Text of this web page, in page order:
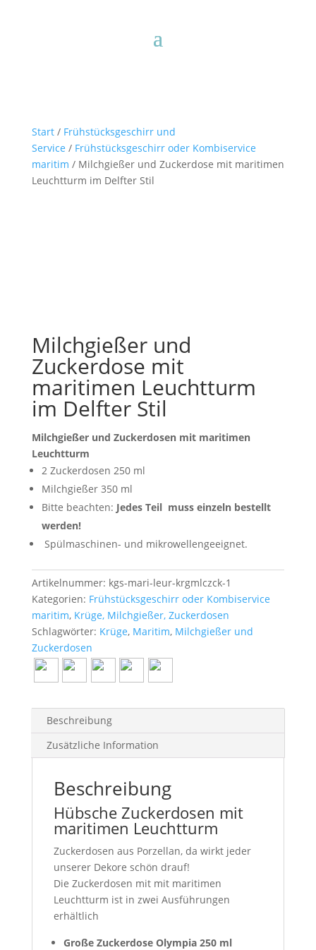
Start/ Frühstücksgeschirr und
Service / Frühstücksgeschirr oder Kombiservice
maritim / Milchgießer und Zuckerdose mit maritimen
Leuchtturm im Delfter Stil
Milchgießer und
Zuckerdose mit
maritimen Leuchtturm
im Delfter Stil
Milchgießer und Zuckerdosen mit maritimen
Leuchtturm
2 Zuckerdosen 250 ml
Milchgießer 350 ml
Bitte beachten: Jedes Teil muss einzeln bestellt
werden!
Spülmaschinen- und mikrowellengeeignet.
Artikelnummer: kgs-mari-leur-krgmlczck-1
Kategorien: Frühstücksgeschirr oder Kombiservice
maritim, Krüge, Milchgießer, Zuckerdosen
Schlagwörter: Krüge, Maritim, Milchgießer und
Zuckerdosen
Beschreibung
Zusätzliche Information
Beschreibung
Hübsche Zuckerdosen mit
maritimen Leuchtturm
Zuckerdosen aus Porzellan, da wirkt jeder
unserer Dekore schön drauf!
Die Zuckerdosen mit mit maritimen
Leuchtturm ist in zwei Ausführungen
erhältlich
Große Zuckerdose Olympia 250 ml